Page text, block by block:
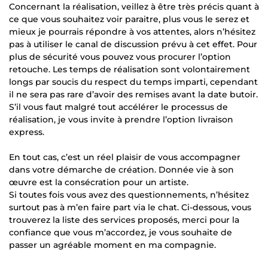
Concernant la réalisation, veillez à être très précis quant à
ce que vous souhaitez voir paraitre, plus vous le serez et
mieux je pourrais répondre à vos attentes, alors n’hésitez
pas à utiliser le canal de discussion prévu à cet effet. Pour
plus de sécurité vous pouvez vous procurer l’option
retouche. Les temps de réalisation sont volontairement
longs par soucis du respect du temps imparti, cependant
il ne sera pas rare d’avoir des remises avant la date butoir.
S’il vous faut malgré tout accélérer le processus de
réalisation, je vous invite à prendre l’option livraison
express.
En tout cas, c’est un réel plaisir de vous accompagner
dans votre démarche de création. Donnée vie à son
œuvre est la consécration pour un artiste.
Si toutes fois vous avez des questionnements, n’hésitez
surtout pas à m’en faire part via le chat. Ci-dessous, vous
trouverez la liste des services proposés, merci pour la
confiance que vous m’accordez, je vous souhaite de
passer un agréable moment en ma compagnie.